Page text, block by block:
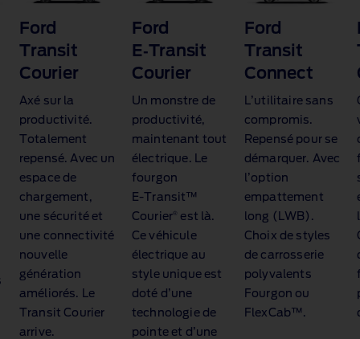
Ford
Transit
Courier
Axé sur la
productivité.
Totalement
repensé. Avec un
espace de
chargement,
une sécurité et
une connectivité
nouvelle
génération
améliorés. Le
Transit Courier
arrive.
Ford
E‑Transit
Courier
Un monstre de
productivité,
maintenant tout
électrique. Le
fourgon
E‑Transit™
Courier
est là.
Ce véhicule
électrique au
style unique est
doté d’une
technologie de
pointe et d’une
Ford
Transit
Connect
L’utilitaire sans
compromis.
Repensé pour se
démarquer. Avec
l’option
empattement
long (LWB).
Choix de styles
de carrosserie
polyvalents
Fourgon ou
FlexCab™.